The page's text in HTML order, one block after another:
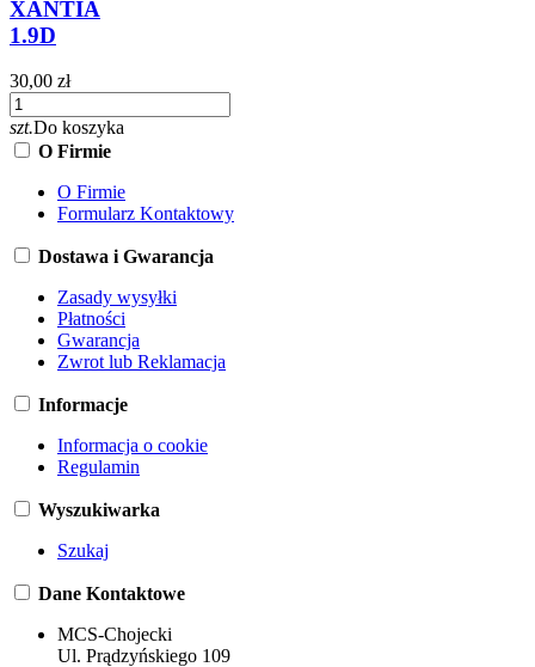
XANTIA
1.9D
30,00 zł
szt.Do koszyka
O Firmie
O Firmie
Formularz Kontaktowy
Dostawa i Gwarancja
Zasady wysyłki
Płatności
Gwarancja
Zwrot lub Reklamacja
Informacje
Informacja o cookie
Regulamin
Wyszukiwarka
Szukaj
Dane Kontaktowe
MCS-Chojecki
Ul. Prądzyńskiego 109